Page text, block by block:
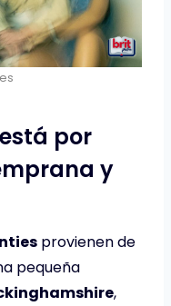
por
y
provienen de
pequeña
,